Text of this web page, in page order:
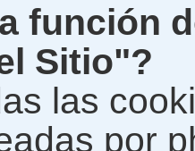
función
Sitio"?
las
por